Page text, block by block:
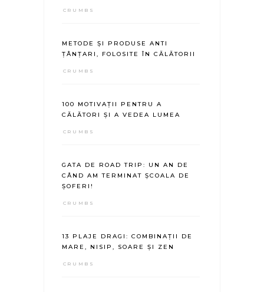
CRUMBS
METODE ȘI PRODUSE ANTI
ȚÂNȚARI, FOLOSITE ÎN CĂLĂTORII
CRUMBS
100 MOTIVAȚII PENTRU A
CĂLĂTORI ȘI A VEDEA LUMEA
CRUMBS
GATA DE ROAD TRIP: UN AN DE
CÂND AM TERMINAT ȘCOALA DE
ȘOFERI!
CRUMBS
13 PLAJE DRAGI: COMBINAȚII DE
MARE, NISIP, SOARE ȘI ZEN
CRUMBS